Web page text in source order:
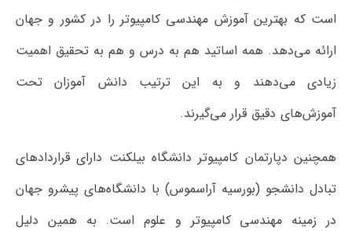
است که بهترین آموزش مهندسی کامپیوتر را در کشور و جهان
ارائه می‌دهد. همه اساتید هم به درس و هم به تحقیق اهمیت
زیادی می‌دهند و به این ترتیب دانش آموزان تحت
آموزش‌های دقیق قرار می‌گیرند.
همچنین دپارتمان کامپیوتر دانشگاه بیلکنت دارای قراردادهای
تبادل دانشجو (بورسیه آراسموس) با دانشگاه‌های پیشرو جهان
در زمینه مهندسی کامپیوتر و علوم است. به همین دلیل